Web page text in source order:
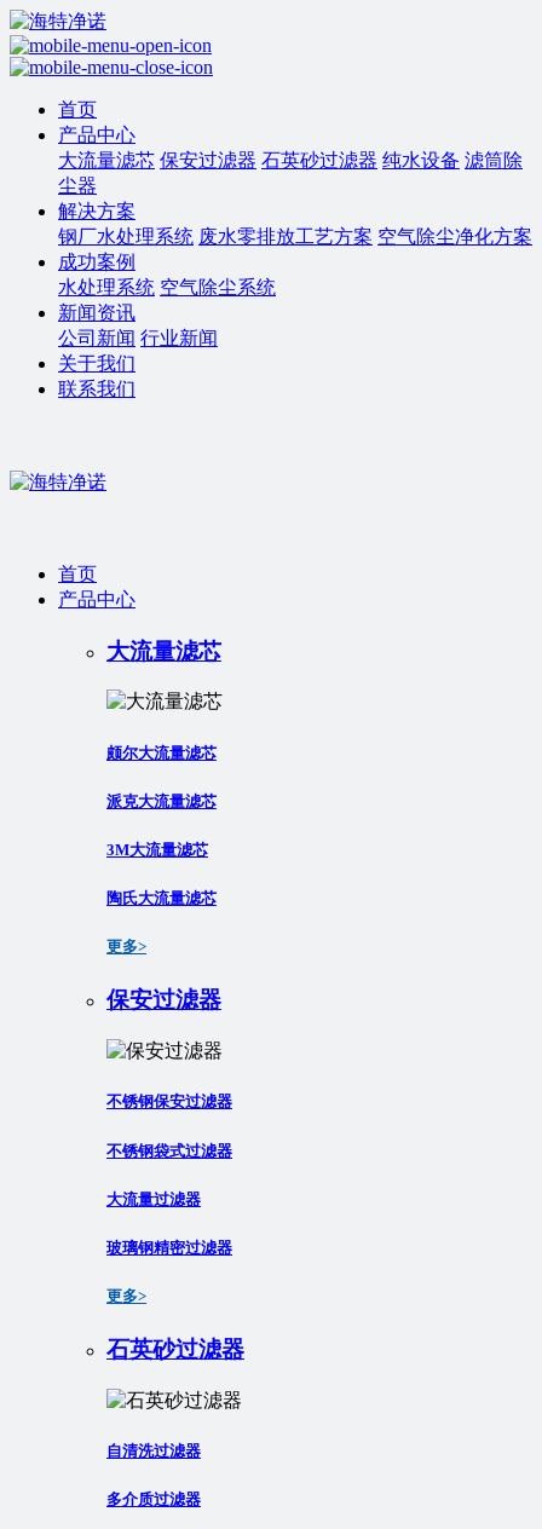
首页
产品中心
大流量滤芯 保安过滤器 石英砂过滤器 纯水设备 滤筒除
尘器
解决方案
钢厂水处理系统 废水零排放工艺方案 空气除尘净化方案
成功案例
水处理系统 空气除尘系统
新闻资讯
公司新闻 行业新闻
关于我们
联系我们
首页
产品中心
大流量滤芯
颇尔大流量滤芯
派克大流量滤芯
3M大流量滤芯
陶氏大流量滤芯
更多>
保安过滤器
不锈钢保安过滤器
不锈钢袋式过滤器
大流量过滤器
玻璃钢精密过滤器
更多>
石英砂过滤器
自清洗过滤器
多介质过滤器